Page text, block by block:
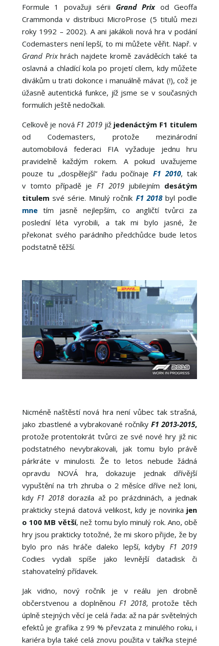
Formule 1 považuji sérii Grand Prixod Geoffa
Crammonda v distribuci MicroProse (5 titulů mezi
roky 1992 – 2002). A ani jakákoli nová hra v podání
Codemasters není lepší, to mi můžete věřit. Např. v
Grand Prixhrách najdete kromě zaváděcích také ta
oslavná a chladící kola po projetí cílem, kdy můžete
divákům u trati dokonce i manuálně mávat (!), což je
úžasně autentická funkce, jíž jsme se v současných
formulích ještě nedočkali.
Celkově je nová F1 2019 již jedenáctým F1 titulem
od Codemasters, protože mezinárodní
automobilová federaci FIA vyžaduje jednu hru
pravidelně každým rokem. A pokud uvažujeme
pouze tu „dospělejší” řadu počínaje F1 2010, tak
v tomto případě je F1 2019jubilejním desátým
titulemsvé série. Minulý ročník F1 2018byl podle
mnetím jasně nejlepším, co angličtí tvůrci za
poslední léta vyrobili, a tak mi bylo jasné, že
překonat svého parádního předchůdce bude letos
podstatně těžší.
Nicméně naštěstí nová hra není vůbec tak strašná,
jako zbastlené a vybrakované ročníkyF1 2013-2015,
protože protentokrát tvůrci ze své nové hry již nic
podstatného nevybrakovali, jak tomu bylo právě
párkráte v minulosti. Že to letos nebude žádná
opravdu NOVÁ hra, dokazuje jednak dřívější
vypuštění na trh zhruba o 2 měsíce dříve než loni,
kdy F1 2018 dorazila až po prázdninách, a jednak
prakticky stejná datová velikost, kdy je novinka jen
o 100 MB větší, než tomu bylo minulý rok. Ano, obě
hry jsou prakticky totožné, že mi skoro přijde, že by
bylo pro nás hráče daleko lepší, kdyby F1 2019
Codies vydali spíše jako levnější datadisk či
stahovatelný přídavek.
Jak vidno, nový ročník je v reálu jen drobně
občerstvenou a doplněnou F1 2018, protože těch
úplně stejných věcí je celá řada: až na pár světelných
efektů je grafika z 99 % převzata z minulého roku, i
kariéra byla také celá znovu použita v takřka stejné